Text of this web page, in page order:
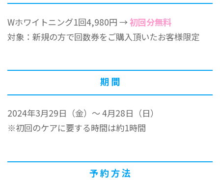
Wホワイトニング1回4,980円 →初回分無料
対象：新規の方で回数券をご購入頂いたお客様限定
期 間
2024年3月29日（金）～ 4月28日（日）
※初回のケアに要する時間は約1時間
予 約 方 法